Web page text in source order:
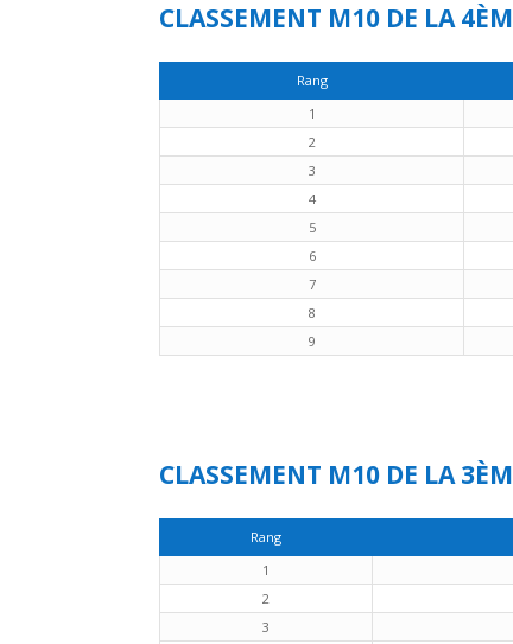
CLASSEMENT M10 DE LA
Rang
1
2
3
4
5
6
7
8
9
CLASSEMENT M10 DE LA
Rang
1
2
3